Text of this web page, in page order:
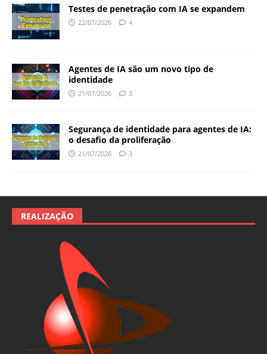
Testes de penetração com IA se expandem
22/07/2026 4
Agentes de IA são um novo tipo de
identidade
21/07/2026 3
Segurança de identidade para agentes de IA:
o desafio da proliferação
21/07/2026 3
REALIZAÇÃO